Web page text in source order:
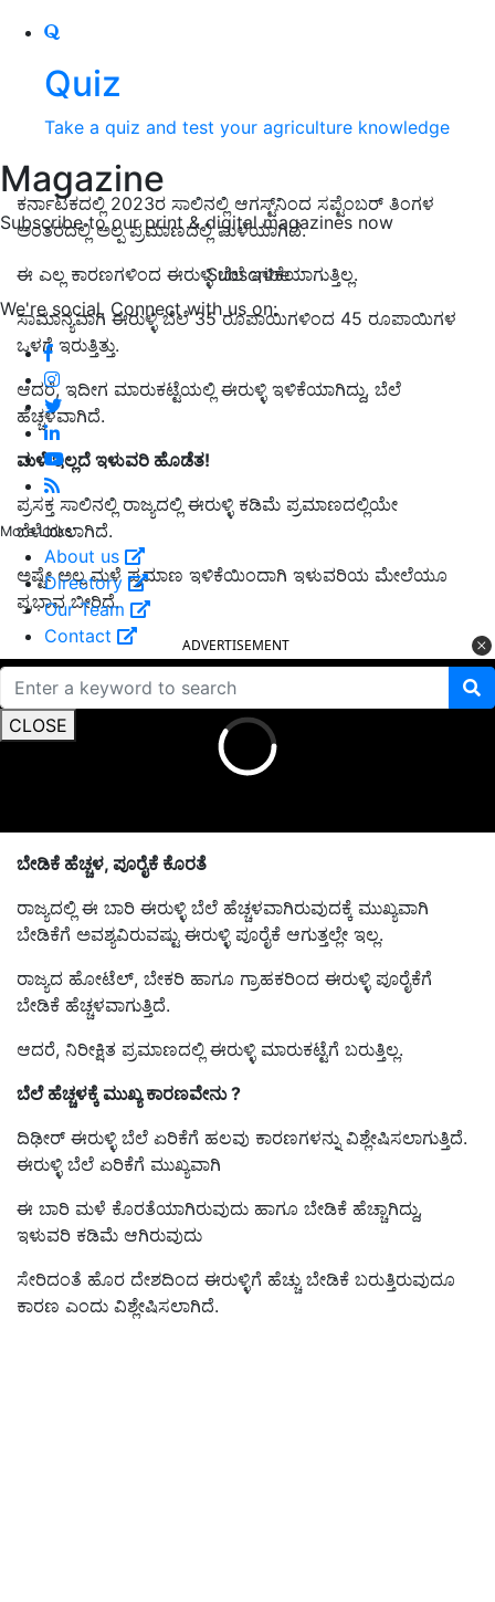
Quiz
Take a quiz and test your agriculture knowledge
Magazine
Subscribe to our print & digital magazines now
Subscribe
We're social. Connect with us on:
More Links
About us
Directory
Our Team
Contact
CLOSE
ಕರ್ನಾಟಕದಲ್ಲಿ 2023ರ ಸಾಲಿನಲ್ಲಿ ಆಗಸ್ಟ್‌ನಿಂದ ಸಪ್ಟೆಂಬರ್‌ ತಿಂಗಳ
ಅಂತರದಲ್ಲಿ ಅಲ್ಪ ಪ್ರಮಾಣದಲ್ಲಿ ಮಳೆಯಾಗಿದೆ.
ಈ ಎಲ್ಲ ಕಾರಣಗಳಿಂದ ಈರುಳ್ಳಿ ಬೆಲೆ ಇಳಿಕೆಯಾಗುತ್ತಿಲ್ಲ.
ಸಾಮಾನ್ಯವಾಗಿ ಈರುಳ್ಳಿ ಬೆಲೆ 35 ರೂಪಾಯಿಗಳಿಂದ 45 ರೂಪಾಯಿಗಳ
ಒಳಗೆ ಇರುತ್ತಿತ್ತು.
ಆದರೆ, ಇದೀಗ ಮಾರುಕಟ್ಟೆಯಲ್ಲಿ ಈರುಳ್ಳಿ ಇಳಿಕೆಯಾಗಿದ್ದು, ಬೆಲೆ
ಹೆಚ್ಚಳವಾಗಿದೆ.
ಮಳೆ ಇಲ್ಲದೆ ಇಳುವರಿ ಹೊಡೆತ!
ಪ್ರಸಕ್ತ ಸಾಲಿನಲ್ಲಿ ರಾಜ್ಯದಲ್ಲಿ ಈರುಳ್ಳಿ ಕಡಿಮೆ ಪ್ರಮಾಣದಲ್ಲಿಯೇ
ಬೆಳೆಯಲಾಗಿದೆ.
ಅಷ್ಟೇ ಅಲ್ಲ ಮಳೆ ಪ್ರಮಾಣ ಇಳಿಕೆಯಿಂದಾಗಿ ಇಳುವರಿಯ ಮೇಲೆಯೂ
ಪ್ರಭಾವ ಬೀರಿದೆ.
ADVERTISEMENT
ಬೇಡಿಕೆ ಹೆಚ್ಚಳ, ಪೂರೈಕೆ ಕೊರತೆ
ರಾಜ್ಯದಲ್ಲಿ ಈ ಬಾರಿ ಈರುಳ್ಳಿ ಬೆಲೆ ಹೆಚ್ಚಳವಾಗಿರುವುದಕ್ಕೆ ಮುಖ್ಯವಾಗಿ
ಬೇಡಿಕೆಗೆ ಅವಶ್ಯವಿರುವಷ್ಟು ಈರುಳ್ಳಿ ಪೂರೈಕೆ ಆಗುತ್ತಲ್ಲೇ ಇಲ್ಲ.
ರಾಜ್ಯದ ಹೋಟೆಲ್‌, ಬೇಕರಿ ಹಾಗೂ ಗ್ರಾಹಕರಿಂದ ಈರುಳ್ಳಿ ಪೂರೈಕೆಗೆ
ಬೇಡಿಕೆ ಹೆಚ್ಚಳವಾಗುತ್ತಿದೆ.
ಆದರೆ, ನಿರೀಕ್ಷಿತ ಪ್ರಮಾಣದಲ್ಲಿ ಈರುಳ್ಳಿ ಮಾರುಕಟ್ಟೆಗೆ ಬರುತ್ತಿಲ್ಲ.
ಬೆಲೆ ಹೆಚ್ಚಳಕ್ಕೆ ಮುಖ್ಯ ಕಾರಣವೇನು ?
ದಿಢೀರ್‌ ಈರುಳ್ಳಿ ಬೆಲೆ ಏರಿಕೆಗೆ ಹಲವು ಕಾರಣಗಳನ್ನು ವಿಶ್ಲೇಷಿಸಲಾಗುತ್ತಿದೆ.
ಈರುಳ್ಳಿ ಬೆಲೆ ಏರಿಕೆಗೆ ಮುಖ್ಯವಾಗಿ
ಈ ಬಾರಿ ಮಳೆ ಕೊರತೆಯಾಗಿರುವುದು ಹಾಗೂ ಬೇಡಿಕೆ ಹೆಚ್ಚಾಗಿದ್ದು,
ಇಳುವರಿ ಕಡಿಮೆ ಆಗಿರುವುದು
ಸೇರಿದಂತೆ ಹೊರ ದೇಶದಿಂದ ಈರುಳ್ಳಿಗೆ ಹೆಚ್ಚು ಬೇಡಿಕೆ ಬರುತ್ತಿರುವುದೂ
ಕಾರಣ ಎಂದು ವಿಶ್ಲೇಷಿಸಲಾಗಿದೆ.